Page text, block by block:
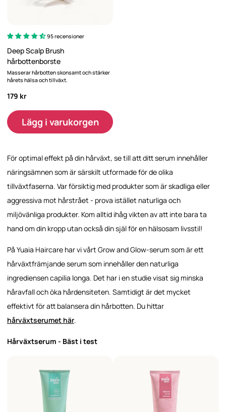
95 recensioner
Deep Scalp Brush
hårbottenborste
Masserar hårbotten skonsamt och stärker
hårets hälsa och tillväxt.
179 kr
Lägg i varukorgen
För optimal effekt på din hårväxt, se till att ditt serum innehåller
näringsämnen som är särskilt utformade för de olika
tillväxtfaserna. Var försiktig med produkter som är skadliga eller
aggressiva mot hårstrået - prova istället naturliga och
miljövänliga produkter. Kom alltid ihåg vikten av att inte bara ta
hand om din kropp utan också din själ för en hälsosam livsstil!
På Yuaia Haircare har vi vårt Grow and Glow-serum som är ett
hårväxtfrämjande serum som innehåller den naturliga
ingrediensen capilia longa. Det har i en studie visat sig minska
håravfall och öka hårdensiteten. Samtidigt är det mycket
effektivt för att balansera din hårbotten. Du hittar
hårväxtserumet här.
Hårväxtserum - Bäst i test